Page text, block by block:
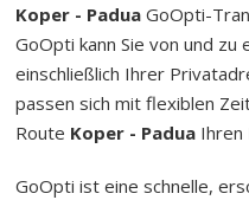
Koper - Padua GoOpti-
GoOpti kann Sie von und
einschließlich Ihrer
passen sich mit flexiblen
Route Koper - Padua Ihren
GoOpti ist eine schnelle,